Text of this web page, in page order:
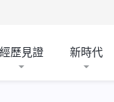
經歷見證 新時代